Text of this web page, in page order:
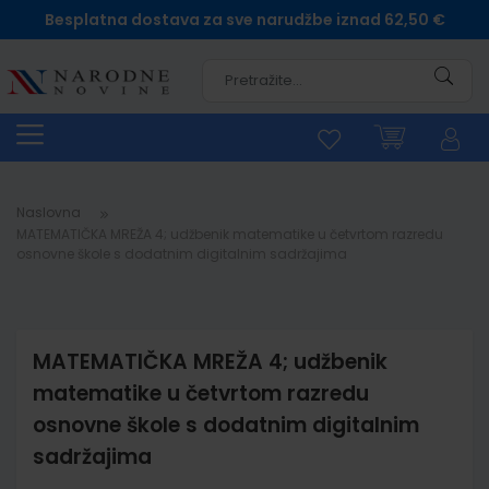
Besplatna dostava za sve narudžbe iznad 62,50 €
Naslovna
MATEMATIČKA MREŽA 4; udžbenik
matematike u četvrtom razredu
osnovne škole s dodatnim digitalnim
sadržajima